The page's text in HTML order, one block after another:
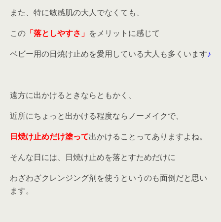
また、特に敏感肌の大人でなくても、
この 「落としやすさ」 をメリットに感じて
ベビー用の日焼け止めを愛用している大人も多くいます♪
遠方に出かけるときならともかく、
近所にちょっと出かける程度ならノーメイクで、
日焼け止めだけ塗って出かけることってありますよね。
そんな日には、日焼け止めを落とすためだけに
わざわざクレンジング剤を使うというのも面倒だと思い
ます。